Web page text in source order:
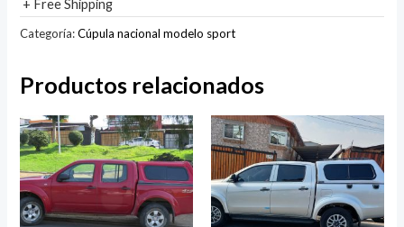
+ Free Shipping
Categoría:Cúpula nacional modelo sport
Productos relacionados